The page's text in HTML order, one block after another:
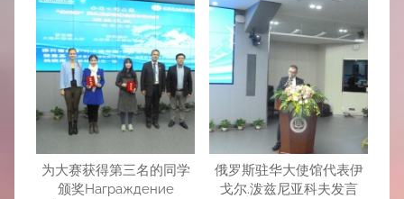
为大赛获得第三名的同学
颁奖Награждение
俄罗斯驻华大使馆代表伊
戈尔.泼兹尼亚科夫发言